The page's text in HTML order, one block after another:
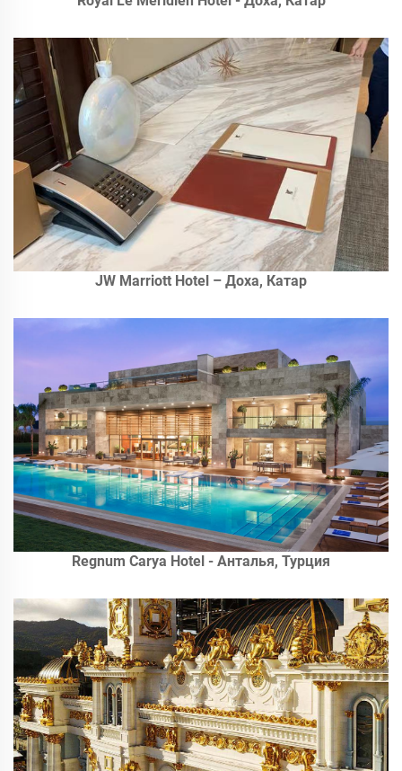
JW Marriott Hotel – Доха, Катар
Regnum Carya Hotel - Анталья, Турция